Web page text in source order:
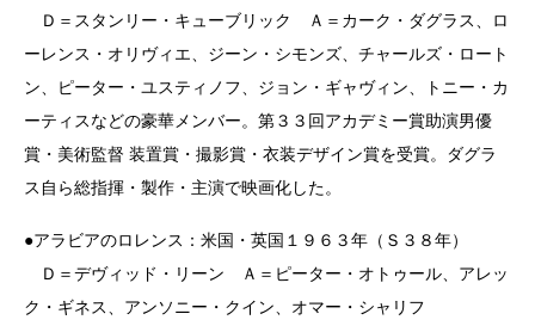
Ｄ＝スタンリー・キューブリック Ａ＝カーク・ダグラス、ロ
ーレンス・オリヴィエ、ジーン・シモンズ、チャールズ・ロート
ン、ピーター・ユスティノフ、ジョン・ギャヴィン、トニー・カ
ーティスなどの豪華メンバー。第３３回アカデミー賞助演男優
賞・美術監督 装置賞・撮影賞・衣装デザイン賞を受賞。ダグラ
ス自ら総指揮・製作・主演で映画化した。
●アラビアのロレンス：米国・英国１９６３年（Ｓ３８年）
Ｄ＝デヴィッド・リーン Ａ＝ピーター・オトゥール、アレッ
ク・ギネス、アンソニー・クイン、オマー・シャリフ